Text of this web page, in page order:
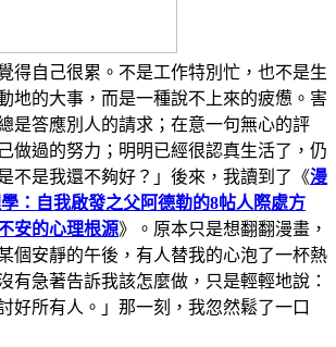
得自己很累。不是工作特別忙，也不是生
地的大事，而是一種說不上來的疲憊。害
是答應別人的請求；在意一句無心的評
做過的努力；明明已經很認真生活了，仍
不是我還不夠好？」後來，我讀到了《漫
：自我啟發之父阿德勒的8帖人際處方
安的心理根源》。原本只是想翻翻漫畫，
個安靜的午後，有人替我的心泡了一杯熱
有急著告訴我該怎麼做，只是輕輕地說：
好所有人。」那一刻，我忽然鬆了一口